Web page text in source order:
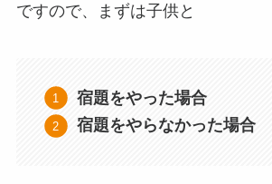
ですので、まずは子供と
宿題をやった場合
宿題をやらなかった場合